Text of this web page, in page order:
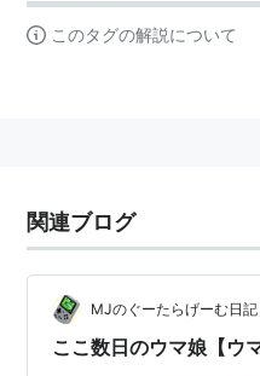
このタグの解説について
関連ブログ
MJのぐーたらげーむ日記
ここ数日のウマ娘【ウマ